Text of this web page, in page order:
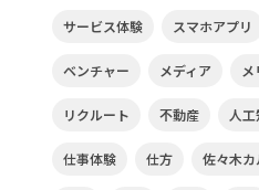
サービス体験 スマホアプリ
ベンチャー メディア メ
リクルート 不動産 人工
仕事体験 仕方 佐々木カ